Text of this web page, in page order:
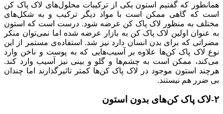
همانطور که گفتیم استون یکی از ترکیبات محلول‌های لاک پاک کن
است که گاهی ممکن است با مواد دیگر ترکیب و به شکل‌های
مختلف به منظور لاک پاک کن عرضه شود. درست است که استون
به عنوان اولین لاک پاک کن به بازار عرضه شده اما نمی‌توان منکر
مضراتی که برای بدن انسان دارد نیز شد. استفاده‌ی مستمر از این
نوع لاک پاک کن‌ها علاوه بر آسیب‌هایی که به پوست و ناخن وارد
می‌کند، ممکن است به چشم‌ها و گلو و بینی نیز آسیب وارد کند.
هرچند استون موجود در لاک پاک کن‌ها کمتر تاثیرگذارند اما چندان
بی ضرر هم نیستند.
۲-لاک پاک کن‌های بدون استون